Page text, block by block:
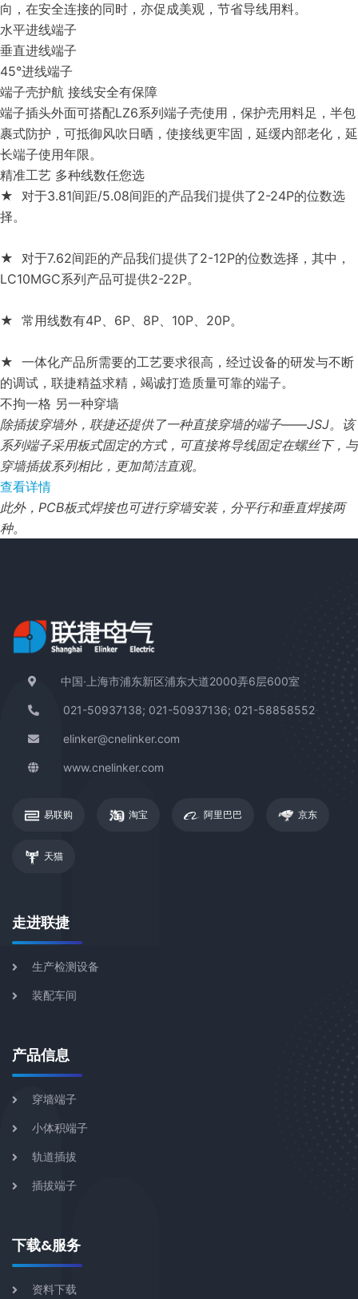
向，在安全连接的同时，亦促成美观，节省导线用料。
水平进线端子
垂直进线端子
45°进线端子
端子壳护航 接线安全有保障
端子插头外面可搭配LZ6系列端子壳使用，保护壳用料足，半包
裹式防护，可抵御风吹日晒，使接线更牢固，延缓内部老化，延
长端子使用年限。
精准工艺 多种线数任您选
★ 对于3.81间距/5.08间距的产品我们提供了2-24P的位数选
择。
★ 对于7.62间距的产品我们提供了2-12P的位数选择，其中，
LC10MGC系列产品可提供2-22P。
★ 常用线数有4P、6P、8P、10P、20P。
★ 一体化产品所需要的工艺要求很高，经过设备的研发与不断
的调试，联捷精益求精，竭诚打造质量可靠的端子。
不拘一格 另一种穿墙
除插拔穿墙外，联捷还提供了一种直接穿墙的端子——JSJ。该
系列端子采用板式固定的方式，可直接将导线固定在螺丝下，与
穿墙插拔系列相比，更加简洁直观。
查看详情
此外，PCB板式焊接也可进行穿墙安装，分平行和垂直焊接两
种。
中国·上海市浦东新区浦东大道2000弄6层600室
021-50937138; 021-50937136; 021-58858552
elinker@cnelinker.com
www.cnelinker.com
易联购 淘宝 阿里巴巴 京东
天猫
走进联捷
生产检测设备
装配车间
产品信息
穿墙端子
小体积端子
轨道插拔
插拔端子
下载&服务
资料下载